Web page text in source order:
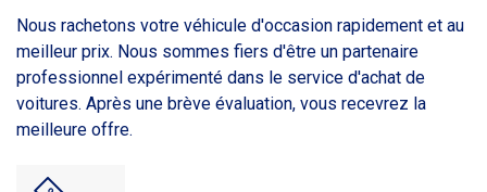
Nous rachetons votre véhicule d'occasion rapidement et au
meilleur prix. Nous sommes fiers d'être un partenaire
professionnel expérimenté dans le service d'achat de
voitures. Après une brève évaluation, vous recevrez la
meilleure offre.